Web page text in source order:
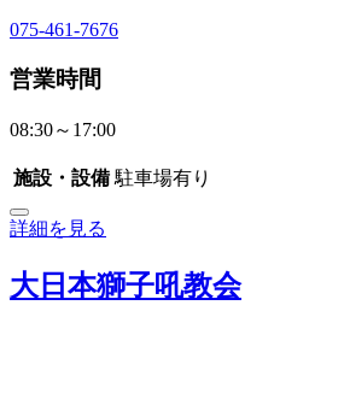
075-461-7676
営業時間
08:30～17:00
施設・設備 駐車場有り
詳細を見る
大日本獅子吼教会